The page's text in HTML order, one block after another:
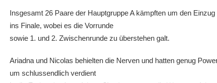
Insgesamt 26 Paare der Hauptgruppe A kämpften um den Einzug
ins Finale, wobei es die Vorrunde
sowie 1. und 2. Zwischenrunde zu überstehen galt.
Ariadna und Nicolas behielten die Nerven und hatten genug
um schlussendlich verdient